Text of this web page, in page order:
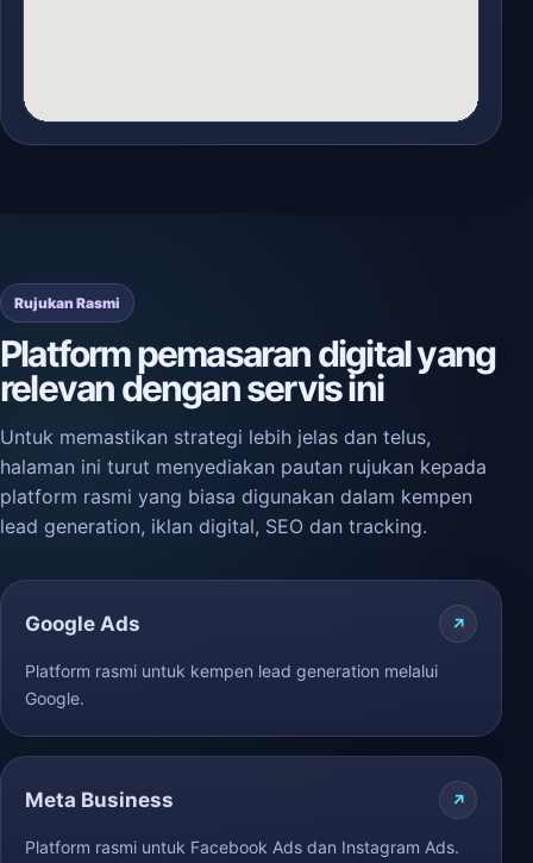
Rujukan Rasmi
Platform pemasaran digital yang
relevan dengan servis ini
Untuk memastikan strategi lebih jelas dan telus,
halaman ini turut menyediakan pautan rujukan kepada
platform rasmi yang biasa digunakan dalam kempen
lead generation, iklan digital, SEO dan tracking.
Google Ads
Platform rasmi untuk kempen lead generation melalui
Google.
Meta Business
Platform rasmi untuk Facebook Ads dan Instagram Ads.